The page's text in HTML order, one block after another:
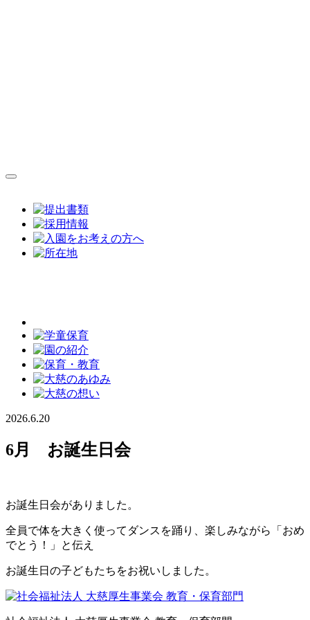
2026.6.20
6月 お誕生日会
お誕生日会がありました。
全員で体を大きく使ってダンスを踊り、楽しみながら「おめ
でとう！」と伝え
お誕生日の子どもたちをお祝いしました。